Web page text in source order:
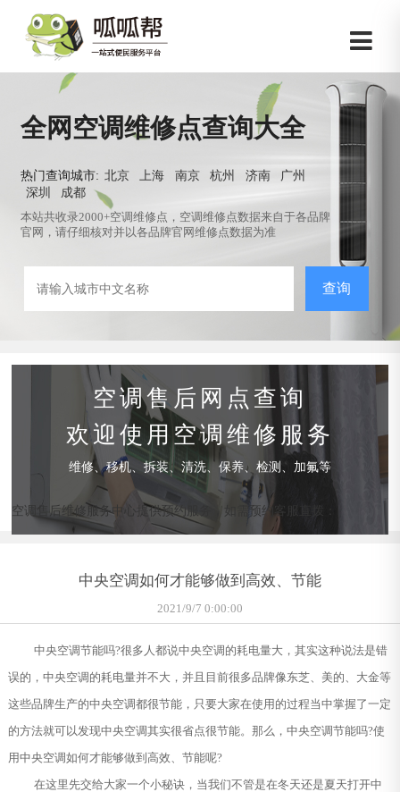
全网空调维修点查询大全
热门查询城市: 北京 上海 南京 杭州 济南
广州
深圳
成都
本站共收录2000+空调维修点，空调维修点数据来自于各品牌
官网，请仔细核对并以各品牌官网维修点数据为准
查询
空调售后网点查询
欢迎使用空调维修服务
维修、移机、拆装、清洗、保养、检测、加氟等
空调售后维修服务中心提供预约服务，如需预约客服直拨：
中央空调如何才能够做到高效、节能
2021/9/7 0:00:00
中央空调节能吗?很多人都说中央空调的耗电量大，其实这种说法是错
误的，中央空调的耗电量并不大，并且目前很多品牌像东芝、美的、大金等
这些品牌生产的中央空调都很节能，只要大家在使用的过程当中掌握了一定
的方法就可以发现中央空调其实很省点很节能。那么，中央空调节能吗?使
用中央空调如何才能够做到高效、节能呢?
在这里先交给大家一个小秘诀，当我们不管是在冬天还是夏天打开中